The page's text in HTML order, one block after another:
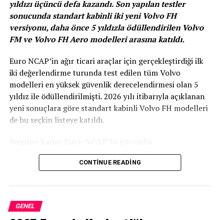
istasyonlarında toplamda 250 TL ve
katlarında akaryakıt alımı yaptıklarında
yüzde 4 yakıt puan kazanıyorlar.
Fiat Yol Arkadaşım Connect kullanıcıları, uygulamaya
kayıtlı araçlarının plaka bilgileri ile yakıt puan
faydasından yararlanabiliyor. Opet’ten 250 TL ve
katlarında akaryakıt alımı yapan Fiat Yol Arkadaşım
Connect üyelerinin kazanacakları yakıt puanları, takip
istasyonlarında benzin veya motorin alışverişlerinde
kullanabiliyor. Kullanıcıların, yakıt
şifrelerini istasyonlarındaki market görevlisine
iletmeleri yeterli oluyor.
yıldızı üçüncü defa kazandı. Son yapılan testler
sonucunda standart kabinli iki yeni Volvo FH
versiyonu, daha önce 5 yıldızla ödüllendirilen Volvo
FM ve Volvo FH Aero modelleri arasına katıldı.
Euro NCAP’in ağır ticari araçlar için gerçekleştirdiği ilk
iki değerlendirme turunda test edilen tüm Volvo
modelleri en yüksek güvenlik derecelendirmesi olan 5
yıldız ile ödüllendirilmişti. 2026 yılı itibarıyla açıklanan
yeni sonuçlara göre standart kabinli Volvo FH modelleri
de bu seçkin listeye katıldı.
değerlendirmesinden 5 yıldız alan Volvo Trucks
Volvo FM 4×2 çekici
Volvo FM 6×2 kamyon
CONTINUE READING
GENEL